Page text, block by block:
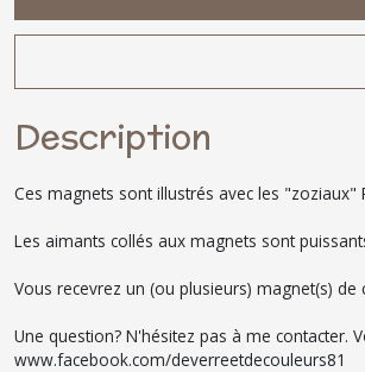
Description
Ces magnets sont illustrés avec les
Les aimants collés aux magnets sont
Vous recevrez un (ou plusieurs) magnet(s)
Une question? N'hésitez pas à me contacter.
www.facebook.com/deverreetdecouleurs81